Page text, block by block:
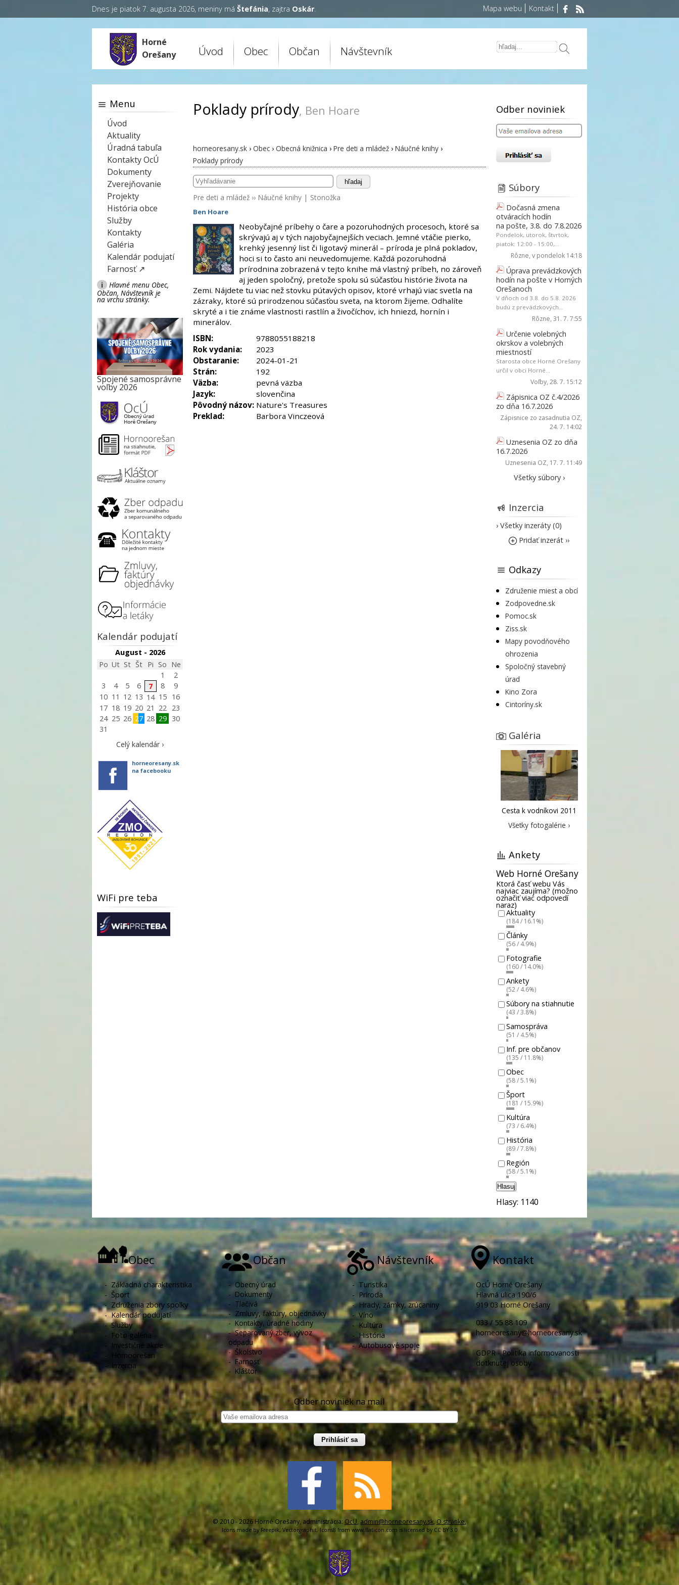
Dnes je piatok 7. augusta 2026, meniny má Štefánia, zajtra Oskár. Mapa webu Kontakt
Horné
Orešany
Úvod Obec Občan Návštevník
Poklady prírody, Ben Hoare
horneoresany.sk › Obec › Obecná knižnica › Pre deti a mládež › Náučné knihy ›
Poklady prírody
hľadaj
Pre deti a mládež ›› Náučné knihy | Stonožka
Ben Hoare
Neobyčajné príbehy o čare a pozoruhodných procesoch, ktoré sa
skrývajú aj v tých najobyčajnejších veciach. Jemné vtáčie pierko,
krehký jesenný list či ligotavý minerál – príroda je plná pokladov,
hoci si to často ani neuvedomujeme. Každá pozoruhodná
prírodnina zobrazená v tejto knihe má vlastný príbeh, no zároveň
aj jeden spoločný, pretože spolu sú súčasťou histórie života na
Zemi. Nájdete tu viac než stovku pútavých opisov, ktoré vrhajú viac svetla na
zázraky, ktoré sú prirodzenou súčasťou sveta, na ktorom žijeme. Odhalíte
skryté a i tie známe vlastnosti rastlín a živočíchov, ich hniezd, hornín i
minerálov.
ISBN:
9788055188218
Rok vydania:
2023
Obstaranie:
2024-01-21
Strán:
192
Väzba:
pevná väzba
Jazyk:
slovenčina
Pôvodný názov: Nature's Treasures
Preklad:
Barbora Vinczeová
Menu
Úvod
Aktuality
Úradná tabuľa
Kontakty OcÚ
Dokumenty
Zverejňovanie
Projekty
História obce
Služby
Kontakty
Galéria
Kalendár podujatí
Farnosť ↗
i
Hlavné menu Obec,
Občan, Návštevník je
na vrchu stránky.
Spojené samosprávne
voľby 2026
Kalendár podujatí
August - 2026
Po Ut St Št Pi So Ne
1
2
3
4 5 6 7 8
9
10 11 12 13 14 15
16
17 18 19 20 21 22
23
24 25 26 27 28 29
30
31
Celý kalendár ›
horneoresany.sk
na facebooku
WiFi pre teba
Odber noviniek
Súbory
Dočasná zmena
otváracích hodín
na pošte, 3.8. do 7.8.2026
Pondelok, utorok, štvrtok,
piatok: 12:00 - 15:00,...
Rôzne, v pondelok 14:18
Úprava prevádzkových
hodín na pošte v Horných
Orešanoch
V dňoch od 3.8. do 5.8. 2026
budú z prevádzkových...
Rôzne, 31. 7. 7:55
Určenie volebných
okrskov a volebných
miestností
Starosta obce Horné Orešany
určil v obci Horné...
Voľby, 28. 7. 15:12
Zápisnica OZ č.4/2026
zo dňa 16.7.2026
Zápisnice zo zasadnutia OZ,
24. 7. 14:02
Uznesenia OZ zo dňa
16.7.2026
Uznesenia OZ, 17. 7. 11:49
Všetky súbory ›
Inzercia
› Všetky inzeráty (0)
Pridať inzerát ››
Odkazy
Združenie miest a obcí
Zodpovedne.sk
Pomoc.sk
Ziss.sk
Mapy povodňového
ohrozenia
Spoločný stavebný
úrad
Kino Zora
Cintoríny.sk
Galéria
Cesta k vodníkovi 2011
Všetky fotogalérie ›
Ankety
Web Horné Orešany
Ktorá časť webu Vás
najviac zaujíma? (možno
označiť viac odpovedí
naraz)
Aktuality
(184 / 16.1%)
Články
(56 / 4.9%)
Fotografie
(160 / 14.0%)
Ankety
(52 / 4.6%)
Súbory na stiahnutie
(43 / 3.8%)
Samospráva
(51 / 4.5%)
Inf. pre občanov
(135 / 11.8%)
Obec
(58 / 5.1%)
Šport
(181 / 15.9%)
Kultúra
(73 / 6.4%)
História
(89 / 7.8%)
Región
(58 / 5.1%)
Hlasuj
Hlasy: 1140
Obec
- Základná charakteristika
- Šport
- Združenia zbory spolky
-Kalendár podujatí
-Služby
- Foto galéria
- Investičné akcie
-
Hornoorešan
-
Inzercia
Občan
- Obecný úrad
-Dokumenty
- Tlačivá
- Zmluvy, faktúry, objednávky
- Kontakty, úradné hodiny
-Separovaný zber, vývoz
odpadu
- Školstvo
- Farnosť
- Kláštor
Návštevník
- Turistika
- Príroda
-Hrady, zámky, zrúcaniny
-Víno
- Kultúra
- História
-Autobusové spoje
Kontakt
OcÚ Horné Orešany
Hlavná ulica 190/6
919 03 Horné Orešany
033 / 55 88 109
horneoresany@horneoresany.sk
GDPR - Politika informovanosti
dotknutej osoby
Odber noviniek na mail
Prihlásiť sa
© 2010 - 2026 Horné Orešany, administrácia: OcU, admin@horneoresany.sk,O stránke,
Icons made by Freepik, Vectorgraphit,Icons8 fromwww.flaticon.com is licensed by CC BY 3.0